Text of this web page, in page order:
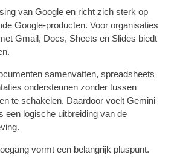
van Google en richt zich sterk op
Google-producten. Voor organisaties
Gmail, Docs, Sheets en Slides biedt
samenvatten, spreadsheets
ondersteunen zonder tussen
te schakelen. Daardoor voelt Gemini
een logische uitbreiding van de
vormt een belangrijk pluspunt.